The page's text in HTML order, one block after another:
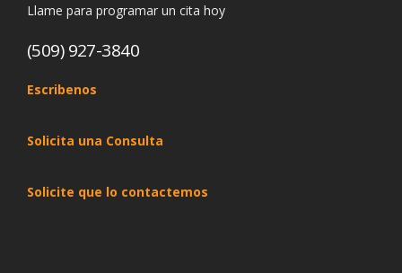
Llame para programar un cita hoy
(509) 927-3840
Escribenos
Solicita una Consulta
Solicite que lo contactemos